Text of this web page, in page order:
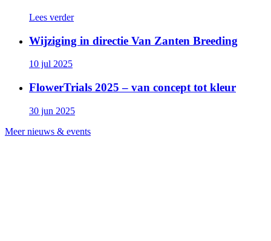
Lees verder
Wijziging in directie Van Zanten Breeding
10 jul 2025
FlowerTrials 2025 – van concept tot kleur
30 jun 2025
Meer nieuws & events